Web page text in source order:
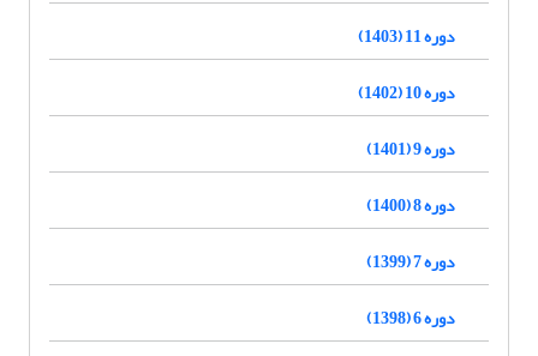
دوره 11 (1403)
دوره 10 (1402)
دوره 9 (1401)
دوره 8 (1400)
دوره 7 (1399)
دوره 6 (1398)